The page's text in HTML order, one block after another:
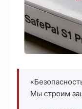
Мы строим